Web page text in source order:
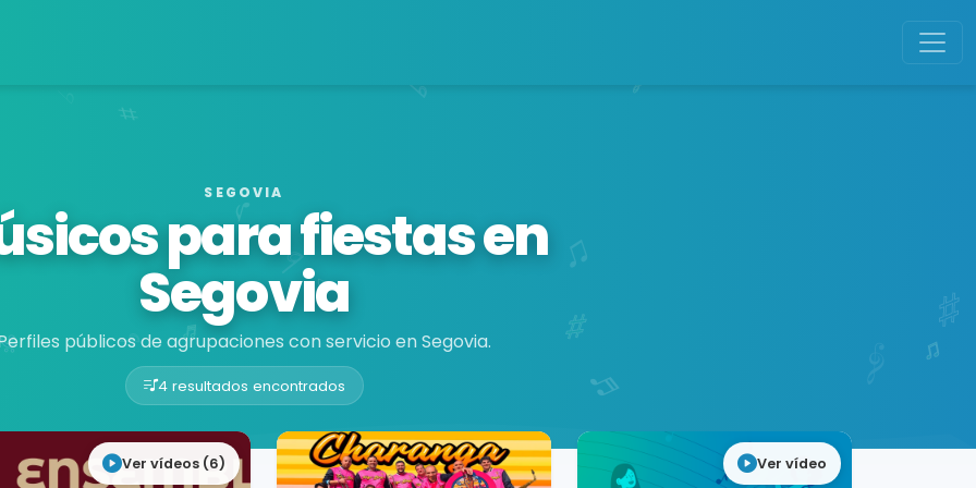
SEGOVIA
para fiestas en
Segovia
públicos de agrupaciones con servicio en Segovia.
4 resultados encontrados
Ver vídeos (6) Ver vídeo